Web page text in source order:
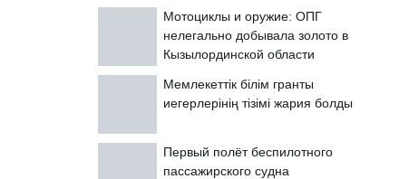
Мотоциклы и оружие: ОПГ
нелегально добывала золото в
Кызылординской области
Мемлекеттік білім гранты
иегерлерінің тізімі жария болды
Первый полёт беспилотного
пассажирского судна